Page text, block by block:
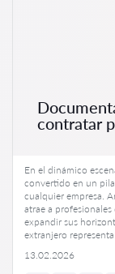
contratar
En el dinámico
convertido en un
cualquier empresa.
atrae a profesionales
expandir sus
extranjero
13.02.2026